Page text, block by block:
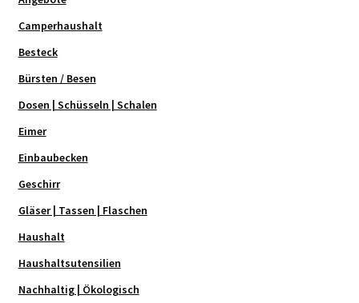
Camperhaushalt
Besteck
Bürsten / Besen
Dosen | Schüsseln | Schalen
Eimer
Einbaubecken
Geschirr
Gläser | Tassen | Flaschen
Haushalt
Haushaltsutensilien
Nachhaltig | Ökologisch